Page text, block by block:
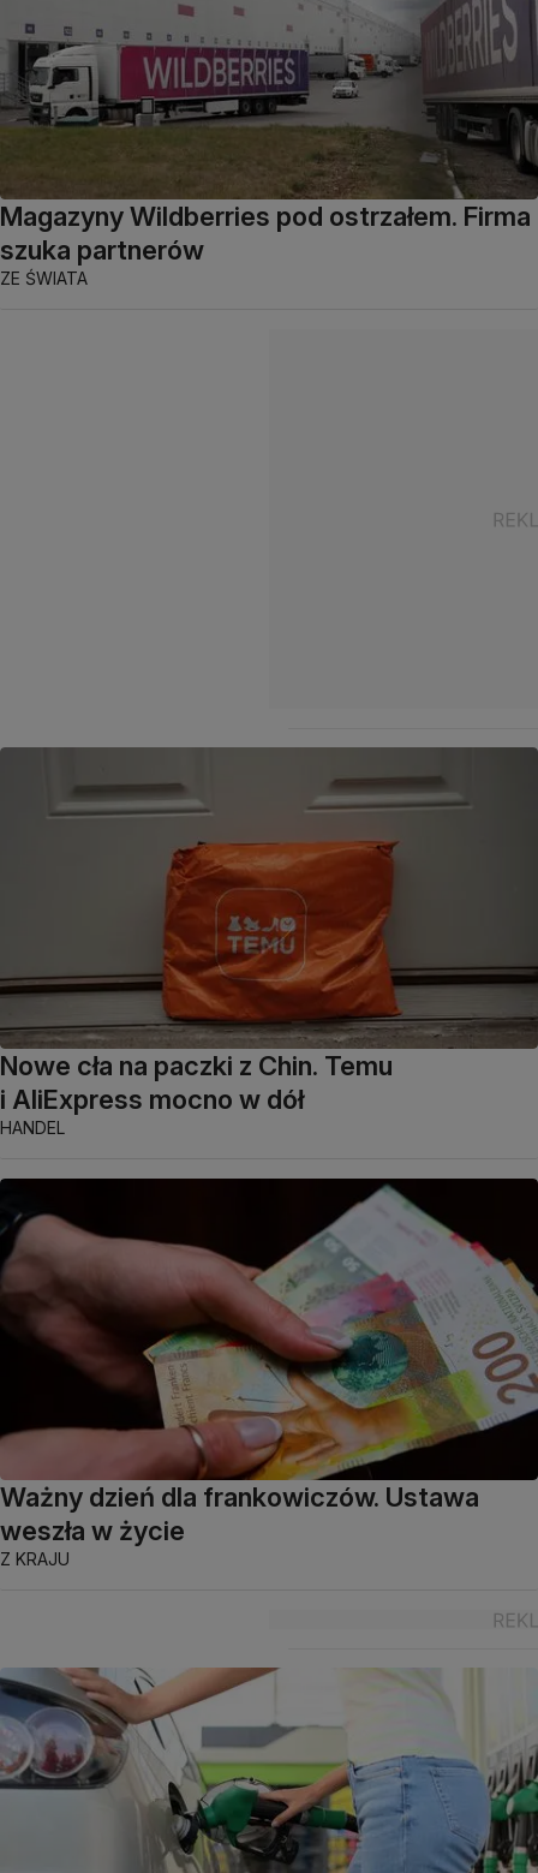
Magazyny Wildberries pod ostrzałem. Firma
szuka partnerów
ZE ŚWIATA
Nowe cła na paczki z Chin. Temu
i AliExpress mocno w dół
HANDEL
Ważny dzień dla frankowiczów. Ustawa
weszła w życie
Z KRAJU